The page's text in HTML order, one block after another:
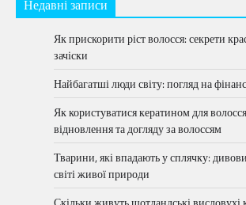
Недавні записи
Як прискорити ріст волосся: секрети
зачіски
Найбагатші люди світу: погляд на
Як користуватися кератином для
відновлення та догляду за волоссям
Тварини, які впадають у сплячку:
світі живої природи